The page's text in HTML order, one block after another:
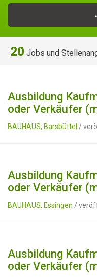
20 Jobs und
Ausbildung
oder Verkäufer
BAUHAUS, Barsbüttel /
Ausbildung
oder Verkäufer
BAUHAUS, Essingen /
Ausbildung
oder Verkäufer